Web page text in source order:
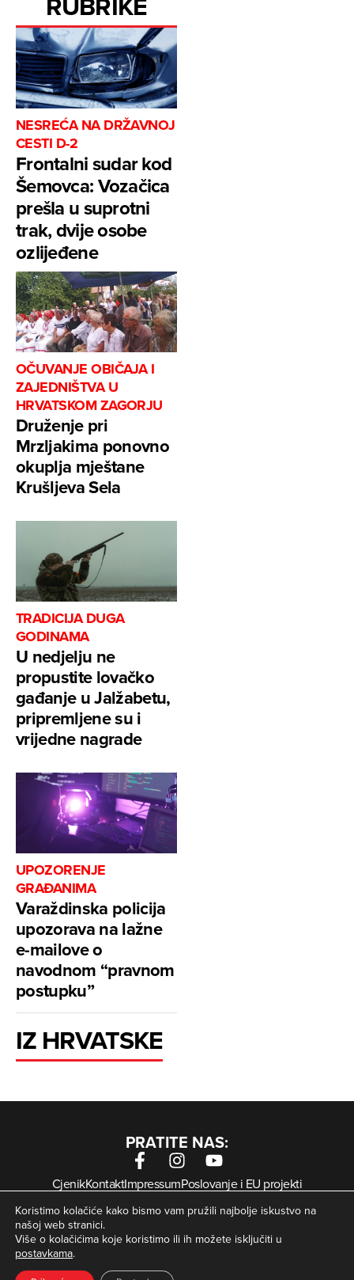
NESREĆA NA DRŽAVNOJ
CESTI D-2
Frontalni sudar kod
Šemovca: Vozačica
prešla u suprotni
trak, dvije osobe
ozlijeđene
OČUVANJE OBIČAJA I
ZAJEDNIŠTVA U
HRVATSKOM ZAGORJU
Druženje pri
Mrzljakima ponovno
okuplja mještane
Krušljeva Sela
TRADICIJA DUGA
GODINAMA
U nedjelju ne
propustite lovačko
gađanje u Jalžabetu,
pripremljene su i
vrijedne nagrade
UPOZORENJE
GRAĐANIMA
Varaždinska policija
upozorava na lažne
e-mailove o
navodnom “pravnom
postupku”
IZ HRVATSKE
PRATITE NAS:
CjenikKontaktImpressumPoslovanje i EU projekti
Arhiva digitalnih novina
Uvjeti korištenjaZaštita privatnosti
Kolačići
© Zagorje International – Sva prava pridržana | Developed
bykrMedia
Koristimo kolačiće kako bismo vam pružili najbolje iskustvo na
našoj web stranici.
Više o kolačićima koje koristimo ili ih možete isključiti u
postavkama.